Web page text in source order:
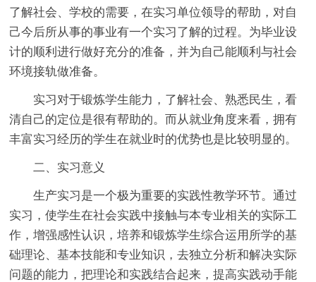
了解社会、学校的需要，在实习单位领导的帮助，对自
己今后所从事的事业有一个实习了解的过程。为毕业设
计的顺利进行做好充分的准备，并为自己能顺利与社会
环境接轨做准备。
实习对于锻炼学生能力，了解社会、熟悉民生，看
清自己的定位是很有帮助的。而从就业角度来看，拥有
丰富实习经历的学生在就业时的优势也是比较明显的。
二、实习意义
生产实习是一个极为重要的实践性教学环节。通过
实习，使学生在社会实践中接触与本专业相关的实际工
作，增强感性认识，培养和锻炼学生综合运用所学的基
础理论、基本技能和专业知识，去独立分析和解决实际
问题的能力，把理论和实践结合起来，提高实践动手能